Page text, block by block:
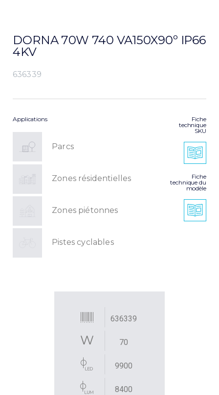
DORNA 70W 740 VA150X90º IP66
4KV
636339
Applications
Parcs
Zones résidentielles
Zones piétonnes
Pistes cyclables
Fiche
technique
SKU
Fiche
technique du
modèle
636339
70
9900
8400